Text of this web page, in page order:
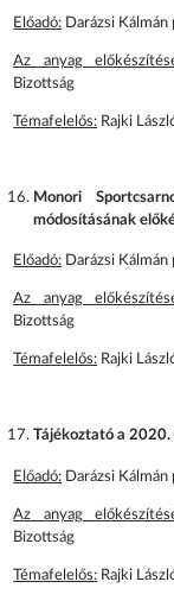
Előadó: Darázsi
Az anyag
Bizottság
Témafelelős: Rajki
Monori
módosításának
Előadó: Darázsi
Az anyag
Bizottság
Témafelelős: Rajki
Tájékoztató a
Előadó: Darázsi
Az anyag
Bizottság
Témafelelős: Rajki